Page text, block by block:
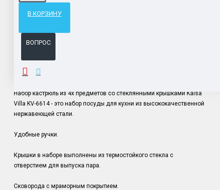
В КОРЗИНУ
ВОПРОС
ОПИСАНИЕ
Набор кастрюль из 4х предметов со стеклянными крышками Kaisa
Villa KV-6614 - это набор посуды для кухни из высококачественной
нержавеющей стали.
Удобные ручки.
Крышки в наборе выполнены из термостойкого стекла с
отверстием для выпуска пара.
Сковорода с мраморным покрытием.